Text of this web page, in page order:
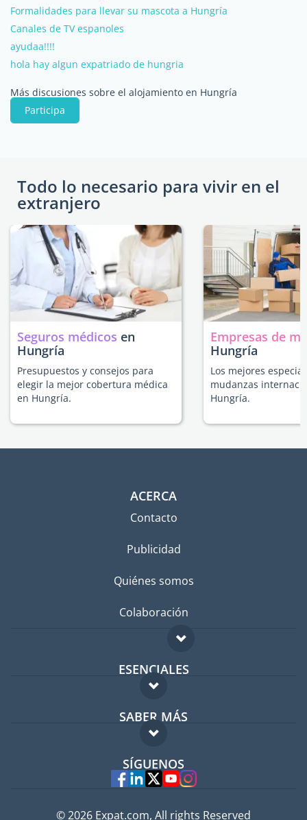
Formalidades para llevar su mascota a Hungría
Canales de TV espanoles
ayudaa!!!!
hola hay algun expatriado de hungria
Más discusiones sobre el alojamiento en Hungría
Participa
Todo lo necesario para vivir en el
extranjero
Seguros médicos en
Hungría
Presupuestos y consejos para
elegir la mejor cobertura médica
en Hungría.
Empresas de
Hungría
Los mejores
mudanzas
Hungría.
ACERCA
Contacto
Publicidad
Quiénes somos
Colaboración
ESENCIALES
Foro para expatriados
Guía para expatriados
Trabajos en el extranjero
SABER MÁS
FAQ
Expertos
SÍGUENOS
© 2026 Expat.com, All rights Reserved